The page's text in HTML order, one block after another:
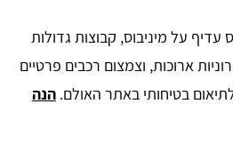
עדיף על מיניבוס, קבוצות גדולות
ארוכות, וצמצום רכבים פרטיים
בטיחותי באתר האולם. הנה